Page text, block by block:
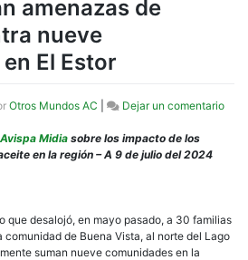
amenazas de
nueve
El Estor
Otros Mundos AC Dejar un comentarioen
de
Avispa Midia sobre los impacto de los
en la región – A 9 de julio del 2024
que desalojó, en mayo pasado, a 30 familias
comunidad de Buena Vista, al norte del Lago
suman nueve comunidades en la